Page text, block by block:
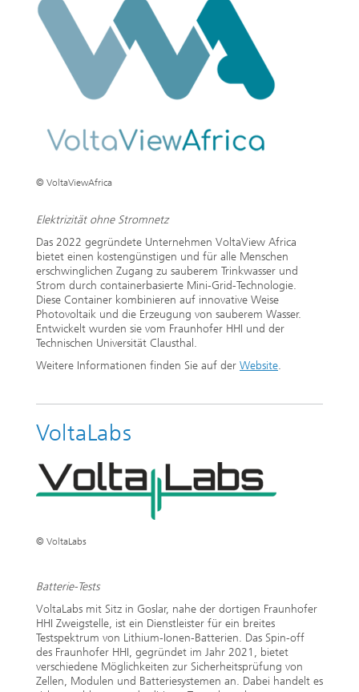
© VoltaViewAfrica
Elektrizität ohne Stromnetz
Das 2022 gegründete Unternehmen VoltaView Africa
bietet einen kostengünstigen und für alle Menschen
erschwinglichen Zugang zu sauberem Trinkwasser und
Strom durch containerbasierte Mini-Grid-Technologie.
Diese Container kombinieren auf innovative Weise
Photovoltaik und die Erzeugung von sauberem Wasser.
Entwickelt wurden sie vom Fraunhofer HHI und der
Technischen Universität Clausthal.
Weitere Informationen finden Sie auf der Website.
VoltaLabs
© VoltaLabs
Batterie-Tests
VoltaLabs mit Sitz in Goslar, nahe der dortigen Fraunhofer
HHI Zweigstelle, ist ein Dienstleister für ein breites
Testspektrum von Lithium-Ionen-Batterien. Das Spin-off
des Fraunhofer HHI, gegründet im Jahr 2021, bietet
verschiedene Möglichkeiten zur Sicherheitsprüfung von
Zellen, Modulen und Batteriesystemen an. Dabei handelt es